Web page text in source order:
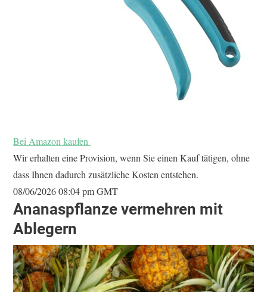
Bei Amazon kaufen
Wir erhalten eine Provision, wenn Sie einen Kauf tätigen, ohne
dass Ihnen dadurch zusätzliche Kosten entstehen.
08/06/2026 08:04 pm GMT
Ananaspflanze vermehren mit
Ablegern